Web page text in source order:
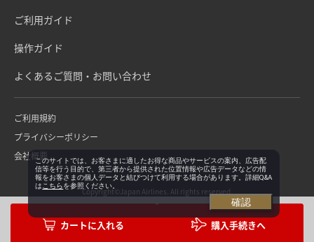
購入手続きへ
ご利用ガイド
操作ガイド
よくあるご質問・お問い合わせ
ご利用規約
プライバシーポリシー
会社概要
Copyright©Japan Airlines. All rights reserved.
このサイトでは、お客さまに適したお得な商品やサービスの案内、広告配
信等を行う目的で、第三者から提供された位置情報や広告データなどの情
報をお客さまの個人データと結びつけて利用する場合があります。詳細Q&A
は こちらを参照ください。
確認